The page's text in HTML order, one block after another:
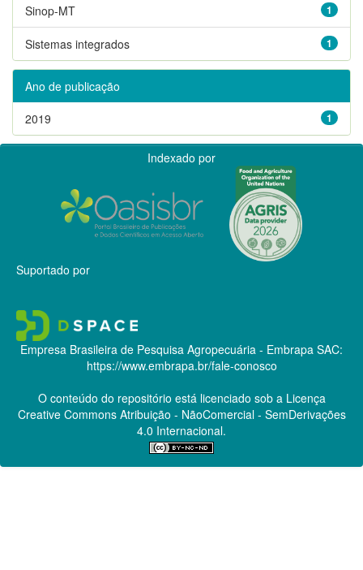
1
Sinop-MT
1
Sistemas integrados
Ano de publicação
1
2019
Indexado por
Suportado por
Empresa Brasileira de Pesquisa Agropecuária - Embrapa SAC:
https://www.embrapa.br/fale-conosco
O conteúdo do repositório está licenciado sob a Licença
Creative CommonsAtribuição - NãoComercial - SemDerivações
4.0 Internacional.